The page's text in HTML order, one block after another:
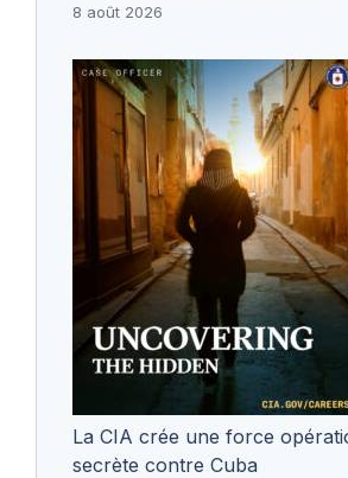
8 août 2026
La CIA crée une force
secrète contre Cuba